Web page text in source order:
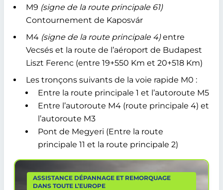
M9 (signe de la route principale 61)
Contournement de Kaposvár
M4 (signe de la route principale 4)entre
Vecsés et la route de l’aéroport de Budapest
Liszt Ferenc (entre 19+550 Km et 20+518 Km)
Les tronçons suivants de la voie rapide M0 :
Entre la route principale 1 et l’autoroute M5
Entre l’autoroute M4 (route principale 4) et
l’autoroute M3
Pont de Megyeri (Entre la route
principale 11 et la route principale 2)
ASSISTANCE DÉPANNAGE ET REMORQUAGE
DANS TOUTE L’EUROPE